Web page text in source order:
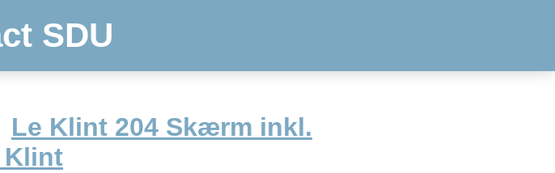
SDU
Le Klint 204 Skærm inkl.
Klint